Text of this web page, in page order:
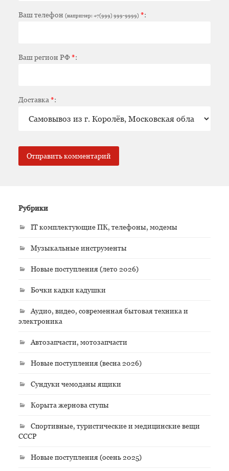
Ваш телефон (например: +7(999) 999-9999) *:
Ваш регион РФ*:
Доставка *:
Рубрики
IT комплектующие ПК, телефоны, модемы
Музыкальные инструменты
Новые поступления (лето 2026)
Бочки кадки кадушки
Аудио, видео, современная бытовая техника и
электроника
Автозапчасти, мотозапчасти
Новые поступления (весна 2026)
Сундуки чемоданы ящики
Корыта жернова ступы
Спортивные, туристические и медицинские вещи
СССР
Новые поступления (осень 2025)